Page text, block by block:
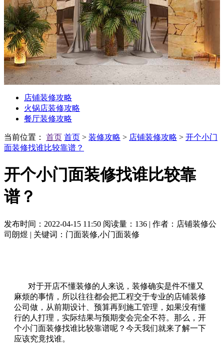
店铺装修攻略
火锅店装修攻略
餐厅装修攻略
当前位置： 首页 首页 > 装修攻略 > 店铺装修攻略 > 开个小门
面装修找谁比较靠谱？
开个小门面装修找谁比较靠
谱？
发布时间：2022-04-15 11:50 阅读量：136 | 作者：店铺装修公
司朗煜 | 关键词：门面装修,小门面装修
对于开店不懂装修的人来说，装修确实是件不懂又
麻烦的事情，所以往往都会把工程交于专业的店铺装修
公司做，从前期设计、预算再到施工管理，如果没有懂
行的人打理，实际结果与预期变会完全不符。那么，开
个小门面装修找谁比较靠谱呢？今天我们就来了解一下
应该究竟找谁。